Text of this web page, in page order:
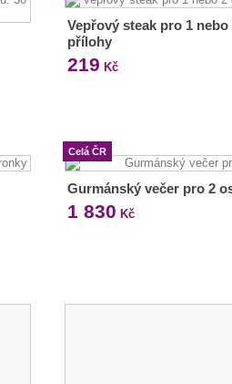
Vepřový steak pro 1 nebo
přílohy
219 Kč
Celá ČR
Gurmánský večer pro 2
1 830 Kč